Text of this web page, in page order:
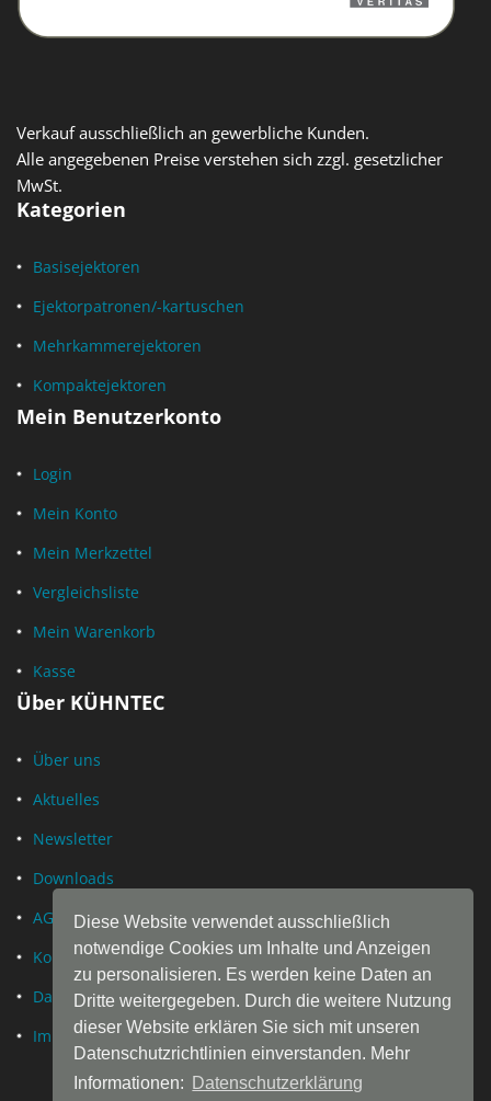
Diese Website verwendet ausschließlich
notwendige Cookies um Inhalte und Anzeigen
zu personalisieren. Es werden keine Daten an
Dritte weitergegeben. Durch die weitere Nutzung
dieser Website erklären Sie sich mit unseren
Datenschutzrichtlinien einverstanden. Mehr
Informationen:
Datenschutzerklärung
Verkauf ausschließlich an gewerbliche Kunden.
Alle angegebenen Preise verstehen sich zzgl. gesetzlicher
MwSt.
Kategorien
Basisejektoren
Ejektorpatronen/-kartuschen
Mehrkammerejektoren
Kompaktejektoren
Mein Benutzerkonto
Login
Mein Konto
Mein Merkzettel
Vergleichsliste
Mein Warenkorb
Kasse
Über KÜHNTEC
Über uns
Aktuelles
Newsletter
Downloads
AGB
Kontakt
Datenschutz
Impressum